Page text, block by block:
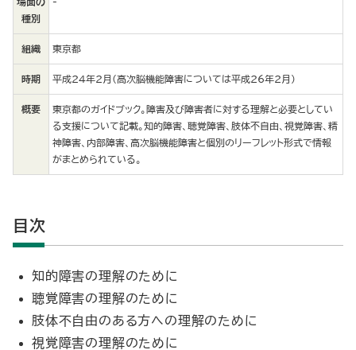
種別
組織 東京都
時期 平成24年2月(高次脳機能障害については平成26年2月)
概要
東京都のガイドブック。障害及び障害者に対する理解と必要としてい
る支援について記載。知的障害、聴覚障害、肢体不自由、視覚障害、精
神障害、内部障害、高次脳機能障害と個別のリーフレット形式で情報
がまとめられている。
目次
知的障害の理解のために
聴覚障害の理解のために
肢体不自由のある方への理解のために
視覚障害の理解のために